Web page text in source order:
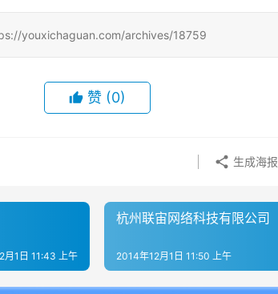
youxichaguan.com/archives/18759
赞 (0)
生成海报
月1日 11:43 上午
杭州联宙网络科技有限公司
2014年12月1日 11:50 上午